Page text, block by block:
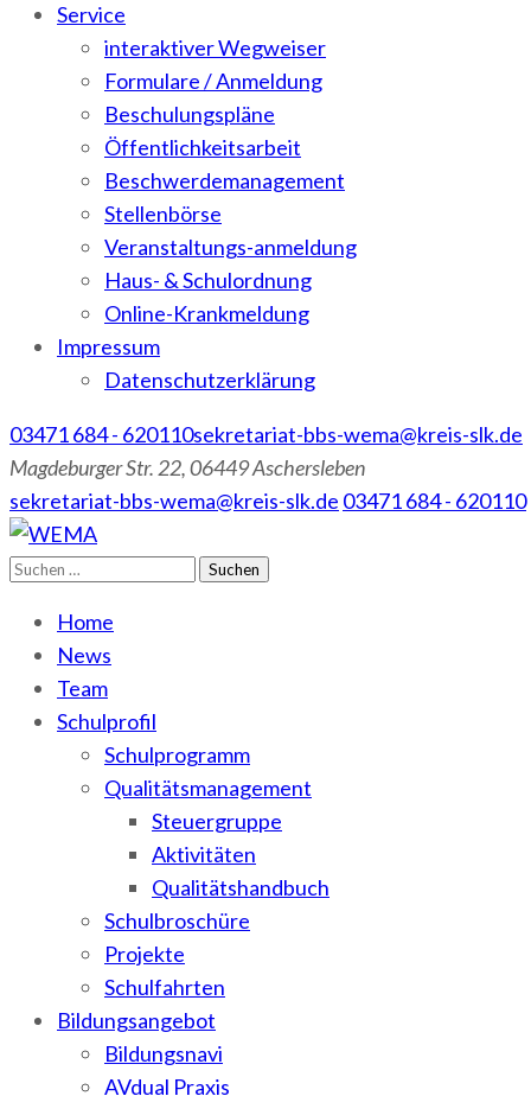
Service
interaktiver Wegweiser
Formulare / Anmeldung
Beschulungspläne
Öffentlichkeitsarbeit
Beschwerdemanagement
Stellenbörse
Veranstaltungs-anmeldung
Haus- & Schulordnung
Online-Krankmeldung
Impressum
Datenschutzerklärung
03471 684 - 620110sekretariat-bbs-wema@kreis-slk.de
Magdeburger Str. 22, 06449 Aschersleben
sekretariat-bbs-wema@kreis-slk.de 03471 684 - 620110
WEMA
BbS I des Salzlandkreises
Suchen
Home
News
Team
Schulprofil
Schulprogramm
Qualitätsmanagement
Steuergruppe
Aktivitäten
Qualitätshandbuch
Schulbroschüre
Projekte
Schulfahrten
Bildungsangebot
Bildungsnavi
AVdual Praxis